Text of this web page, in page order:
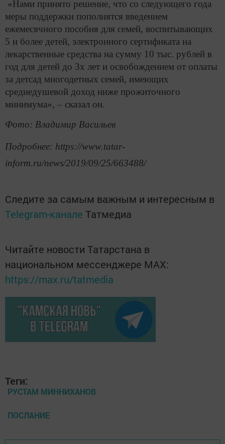
«Нами принято решение, что со следующего года
меры поддержки пополнятся введением
ежемесячного пособия для семей, воспитывающих
5 и более детей, электронного сертификата на
лекарственные средства на сумму 10 тыс. рублей в
год для детей до 3х лет и освобождением от оплаты
за детсад многодетных семей, имеющих
среднедушевой доход ниже прожиточного
минимума», – сказал он.
Фото: Владимир Васильев
Подробнее: https://www.tatar-
inform.ru/news/2019/09/25/663488/
Следите за самым важным и интересным в
Telegram-канале Татмедиа
Читайте новости Татарстана в
национальном мессенджере MАХ:
https://max.ru/tatmedia
Теги:
РУСТАМ МИННИХАНОВ
ПОСЛАНИЕ